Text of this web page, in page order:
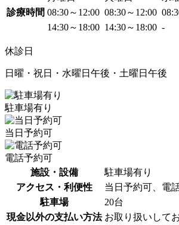
診療時間 08:30～12:00 08:30～12:00
14:30～18:00 14:30～18:00 -
休診日
日曜・祝日・水曜日午後・土曜日午後
駐車場有り
当日予約可
電話予約可
施設・設備
駐車場有り
アクセス・利便性
当日予約可、電
駐車場
20台
現金以外の支払い方法 お取り扱いして